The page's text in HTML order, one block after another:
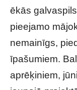
ēkās
pieejamo
nemainīgs,
īpašumiem.
aprēķiniem,